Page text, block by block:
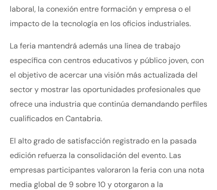
laboral, la conexión entre formación y empresa o el
impacto de la tecnología en los oficios industriales.
La feria mantendrá además una línea de trabajo
específica con centros educativos y público joven, con
el objetivo de acercar una visión más actualizada del
sector y mostrar las oportunidades profesionales que
ofrece una industria que continúa demandando perfiles
cualificados en Cantabria.
El alto grado de satisfacción registrado en la pasada
edición refuerza la consolidación del evento. Las
empresas participantes valoraron la feria con una nota
media global de 9 sobre 10 y otorgaron a la